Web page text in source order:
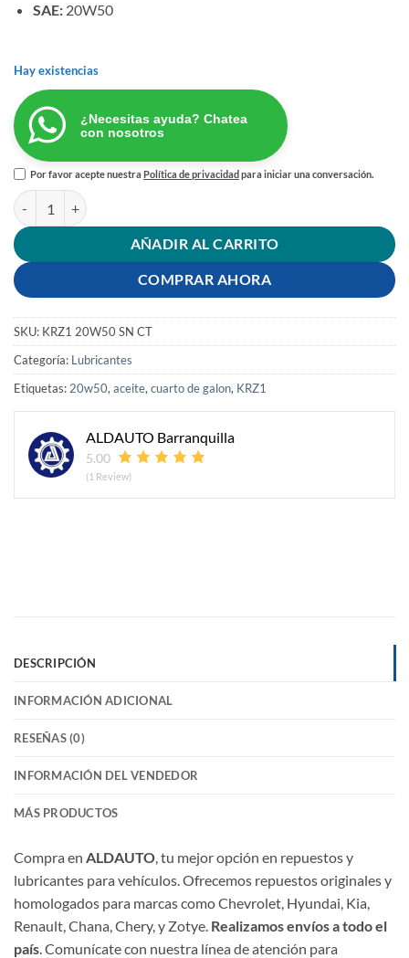
SAE:20W50
Hay existencias
¿Necesitas ayuda? Chatea
con nosotros
Por favor acepte nuestraPolítica de privacidadpara iniciar una conversación.
ACEITE KRZ1 20W-50 CUARTO cantidad
AÑADIR AL CARRITO
COMPRAR AHORA
SKU: KRZ1 20W50 SN CT
Categoría: Lubricantes
Etiquetas: 20w50, aceite, cuarto de galon, KRZ1
ALDAUTO Barranquilla
5.00
(1 Review)
DESCRIPCIÓN
INFORMACIÓN ADICIONAL
RESEÑAS (0)
INFORMACIÓN DEL VENDEDOR
MÁS PRODUCTOS
Compra en ALDAUTO, tu mejor opción en repuestos y
lubricantes para vehículos. Ofrecemos repuestos originales y
homologados para marcas como Chevrolet, Hyundai, Kia,
Renault, Chana, Chery, y Zotye. Realizamos envíos a todo el
país. Comunícate con nuestra línea de atención para